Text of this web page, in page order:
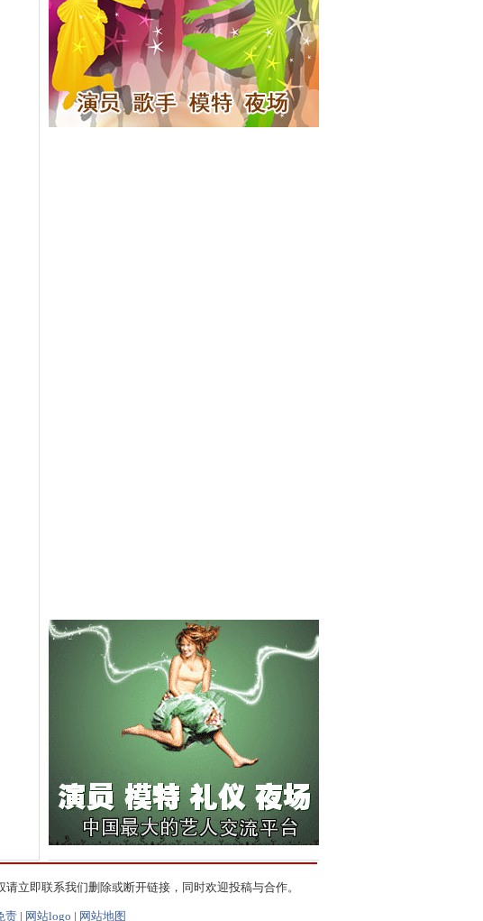
立即联系我们删除或断开链接，同时欢迎投稿与合作。
责 | 网站logo | 网站地图